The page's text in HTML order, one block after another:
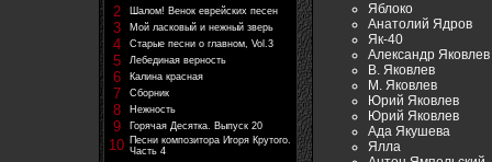
2 Шалом! Венок еврейских песен
3 Мой ласковый и нежный зверь
4 Старые песни о главном, Vol.3
5 Лебединая верность
6 Калина красная
7 Сборник
8 Нежность
9 Горячая Десятка. Выпуск 20
10 Песни композитора Игоря Крутого.
Часть 4
Яблоко
Анатолий Ядров
Як-40
Александр Яковлев
В. Яковлев
М. Яковлев
Юрий Яковлев
Юрий Яковлев
Ада Якушева
Ялла